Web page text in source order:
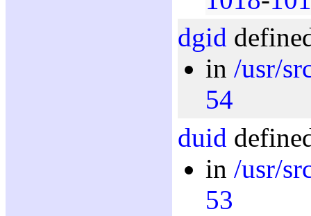
dgid
in /usr/
54
duid
in /usr/
53